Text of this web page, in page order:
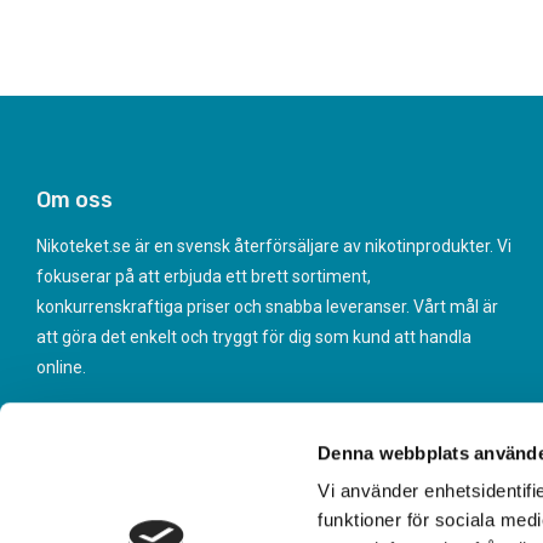
Denna webbplats
Vi använder
funktioner för sociala
Om oss
Nikoteket.se är en svensk återförsäljare av nikotinprodukter. Vi
fokuserar på att erbjuda ett brett sortiment,
konkurrenskraftiga priser och snabba leveranser. Vårt mål är
att göra det enkelt och tryggt för dig som kund att handla
online.